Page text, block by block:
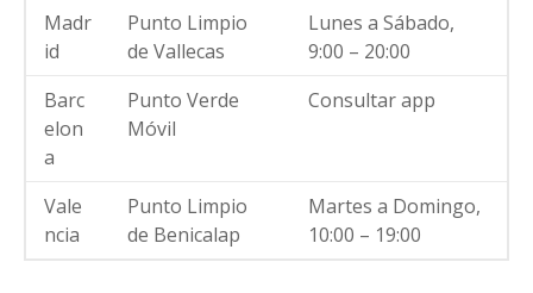
Madr
id
Punto Limpio
de Vallecas
Lunes a Sábado,
9:00 – 20:00
Barc
elon
a
Punto Verde
Móvil
Consultar app
Vale
ncia
Punto Limpio
de Benicalap
Martes a Domingo,
10:00 – 19:00